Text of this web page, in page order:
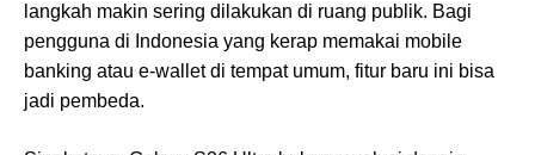
langkah makin sering dilakukan di ruang publik. Bagi
pengguna di Indonesia yang kerap memakai mobile
banking atau e-wallet di tempat umum, fitur baru ini bisa
jadi pembeda.